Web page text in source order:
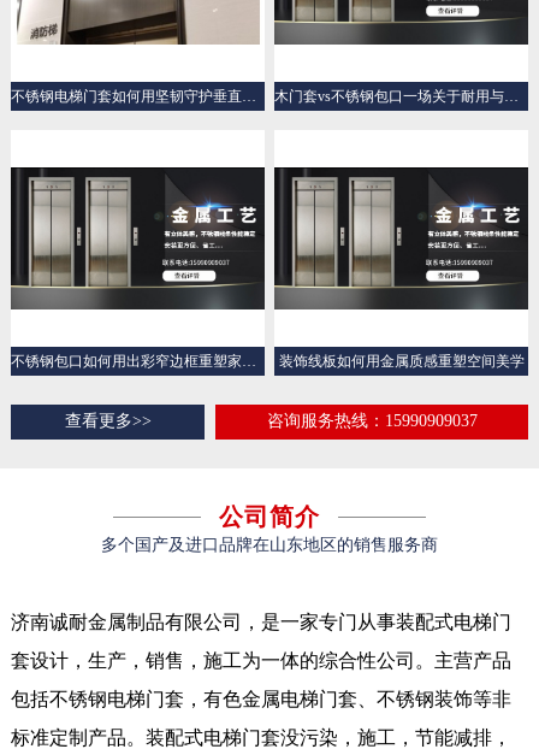
不锈钢电梯门套如何用坚韧守护垂直交通的“门面” 木门套vs不锈钢包口一场关于耐用与美学的“材质之战”
不锈钢包口如何用出彩窄边框重塑家的“颜值边界” 装饰线板如何用金属质感重塑空间美学
查看更多>> 咨询服务热线：15990909037
公司简介
多个国产及进口品牌在山东地区的销售服务商
济南诚耐金属制品有限公司，是一家专门从事装配式电梯门
套设计，生产，销售，施工为一体的综合性公司。主营产品
包括不锈钢电梯门套，有色金属电梯门套、不锈钢装饰等非
标准定制产品。装配式电梯门套没污染，施工，节能减排，